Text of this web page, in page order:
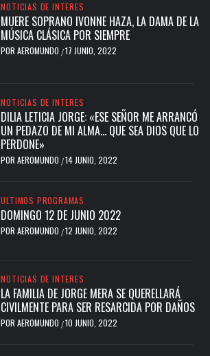
NOTICIAS DE INTERES
MUERE SOPRANO IVONNE HAZA, LA DAMA DE LA
MÚSICA CLÁSICA POR SIEMPRE
POR AEROMUNDO /17 JUNIO, 2022
NOTICIAS DE INTERES
DILIA LETICIA JORGE: «ESE SEÑOR ME ARRANCÓ
UN PEDAZO DE MI ALMA… QUE SEA DIOS QUE LO
PERDONE»
POR AEROMUNDO /14 JUNIO, 2022
ULTIMOS PROGRAMAS
DOMINGO 12 DE JUNIO 2022
POR AEROMUNDO /12 JUNIO, 2022
NOTICIAS DE INTERES
LA FAMILIA DE JORGE MERA SE QUERELLARÁ
CIVILMENTE PARA SER RESARCIDA POR DAÑOS
POR AEROMUNDO /10 JUNIO, 2022